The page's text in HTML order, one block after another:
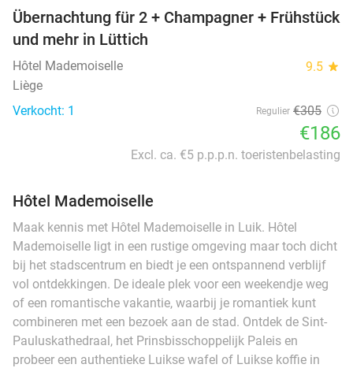
Übernachtung für 2 + Champagner + Frühstück
und mehr in Lüttich
Hôtel Mademoiselle 9.5 star
Liège
Verkocht: 1
Regulier €305
€186
Excl. ca. €5 p.p.p.n. toeristenbelasting
Hôtel Mademoiselle
Maak kennis met Hôtel Mademoiselle in Luik. Hôtel
Mademoiselle ligt in een rustige omgeving maar toch dicht
bij het stadscentrum en biedt je een ontspannend verblijf
vol ontdekkingen. De ideale plek voor een weekendje weg
of een romantische vakantie, waarbij je romantiek kunt
combineren met een bezoek aan de stad. Ontdek de Sint-
Pauluskathedraal, het Prinsbisschoppelijk Paleis en
probeer een authentieke Luikse wafel of Luikse koffie in